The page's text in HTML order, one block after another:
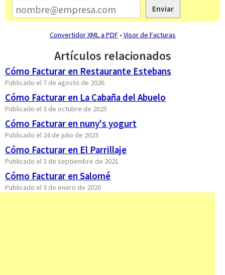
Enviar
Convertidor XML a PDF• Visor de Facturas
Artículos relacionados
Cómo Facturar en Restaurante Estebans
Publicado el 7 de agosto de 2026
Cómo Facturar en La Cabaña del Abuelo
Publicado el 3 de octubre de 2025
Cómo Facturar en nuny's yogurt
Publicado el 24 de julio de 2023
Cómo Facturar en El Parrillaje
Publicado el 3 de septiembre de 2021
Cómo Facturar en Salomé
Publicado el 3 de enero de 2020